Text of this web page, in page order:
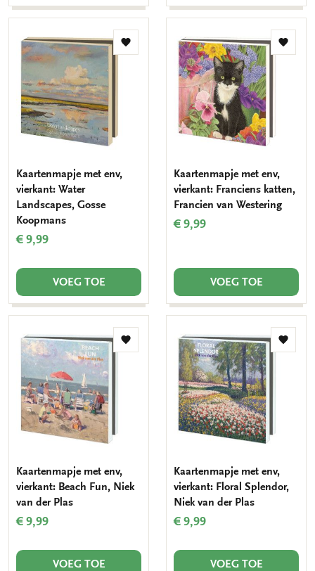
Toevoegen
Kaartenmapje met env,
vierkant: Water
Landscapes, Gosse
Koopmans
€ 9,99
VOEG TOE
Kaartenmapje met env,
vierkant: Franciens katten,
Francien van Westering
€ 9,99
VOEG TOE
Toevoegen
Kaartenmapje met env,
vierkant: Beach Fun, Niek
van der Plas
€ 9,99
VOEG TOE
Kaartenmapje met env,
vierkant: Floral Splendor,
Niek van der Plas
€ 9,99
VOEG TOE